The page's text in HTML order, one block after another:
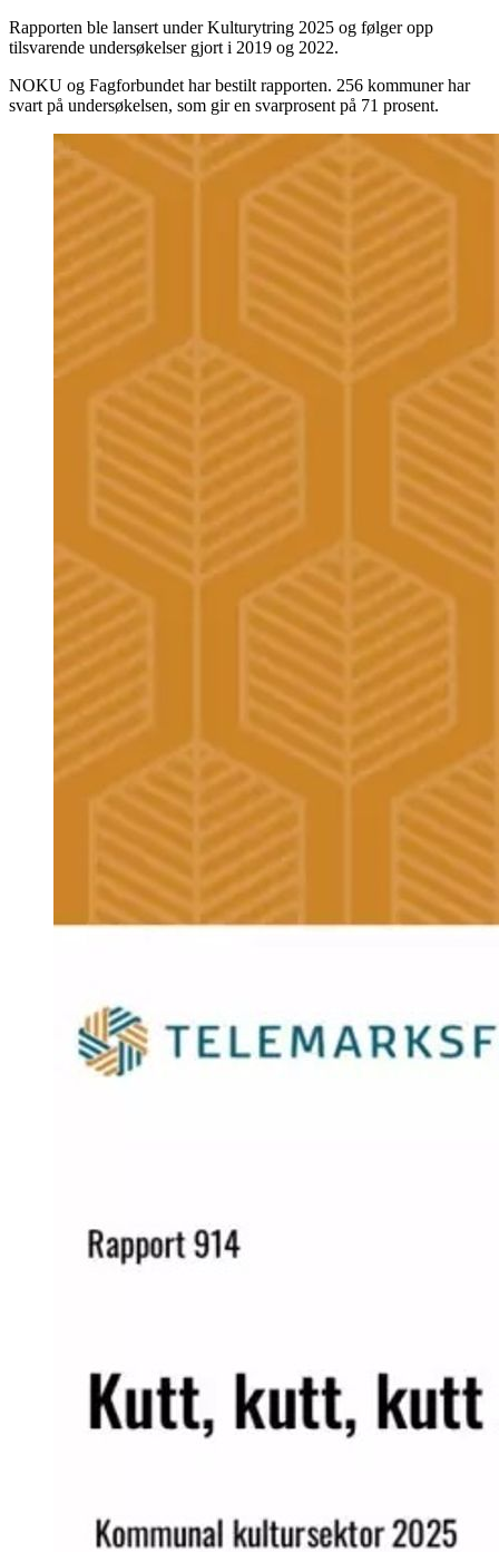
Rapporten ble lansert under Kulturytring 2025 og følger opp
tilsvarende undersøkelser gjort i 2019 og 2022.
NOKU og Fagforbundet har bestilt rapporten. 256 kommuner har
svart på undersøkelsen, som gir en svarprosent på 71 prosent.